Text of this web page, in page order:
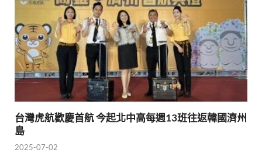
台灣虎航歡慶首航 今起北中高每週13班往返韓國濟州
島
2025-07-02